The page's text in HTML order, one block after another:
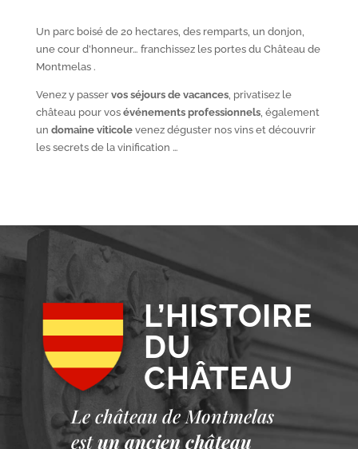
Un parc boisé de 20 hectares, des remparts, un donjon,
une cour d’honneur… franchissez les portes du Château de
Montmelas .
Venez y passer vos séjours de vacances, privatisez le
château pour vos événements professionnels, également
un domaine viticolevenez déguster nos vins et découvrir
les secrets de la vinification …
L’HISTOIRE
DU
CHÂTEAU
Le château de Montmelas
est un ancien château